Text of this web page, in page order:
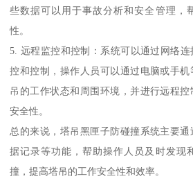
些数据可以用于事故分析和安全管理，
性。
5. 远程监控和控制：系统可以通过网络
控和控制，操作人员可以通过电脑或手
吊的工作状态和周围环境，并进行远程
安全性。
总的来说，塔吊黑匣子防碰撞系统主要
据记录等功能，帮助操作人员及时发现
撞，提高塔吊的工作安全性和效率。